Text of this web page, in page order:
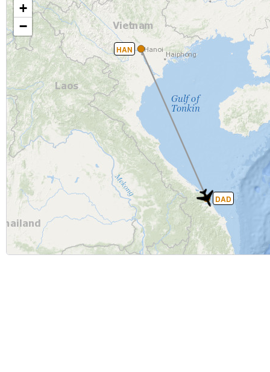
HAN
DAD
+
−